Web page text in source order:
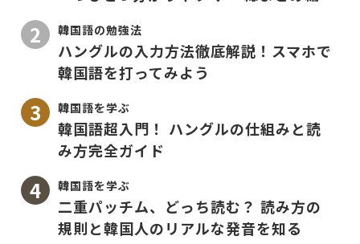
韓国語の勉強法
ハングルの入力方法徹底解説！スマホで
韓国語を打ってみよう
韓国語を学ぶ
韓国語超入門！ ハングルの仕組みと読
み方完全ガイド
韓国語を学ぶ
二重パッチム、どっち読む？ 読み方の
規則と韓国人のリアルな発音を知る